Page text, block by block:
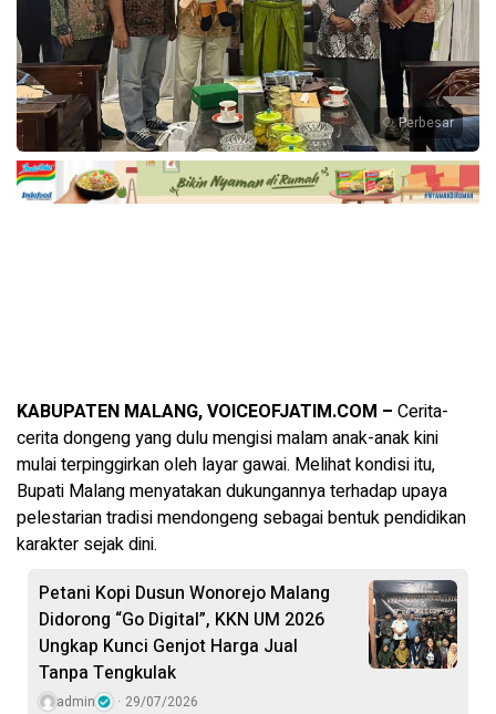
Perbesar
KABUPATEN MALANG, VOICEOFJATIM.COM – Cerita-
cerita dongeng yang dulu mengisi malam anak-anak kini
mulai terpinggirkan oleh layar gawai. Melihat kondisi itu,
Bupati Malang menyatakan dukungannya terhadap upaya
pelestarian tradisi mendongeng sebagai bentuk pendidikan
karakter sejak dini.
Petani Kopi Dusun Wonorejo Malang
Didorong “Go Digital”, KKN UM 2026
Ungkap Kunci Genjot Harga Jual
Tanpa Tengkulak
admin 29/07/2026